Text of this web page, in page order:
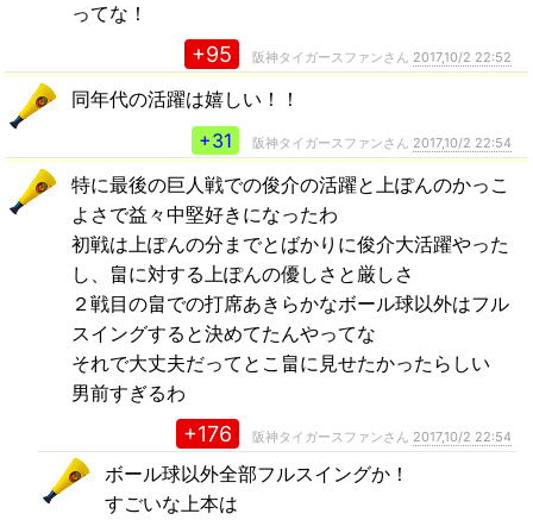
ってな！
+95 阪神タイガースファンさん 2017,10/2 22:52
同年代の活躍は嬉しい！！
+31
阪神タイガースファンさん 2017,10/2 22:54
特に最後の巨人戦での俊介の活躍と上ぽんのかっこ
よさで益々中堅好きになったわ
初戦は上ぽんの分までとばかりに俊介大活躍やった
し、畠に対する上ぽんの優しさと厳しさ
２戦目の畠での打席あきらかなボール球以外はフル
スイングすると決めてたんやってな
それで大丈夫だってとこ畠に見せたかったらしい
男前すぎるわ
+176 阪神タイガースファンさん 2017,10/2 22:54
ボール球以外全部フルスイングか！
すごいな上本は